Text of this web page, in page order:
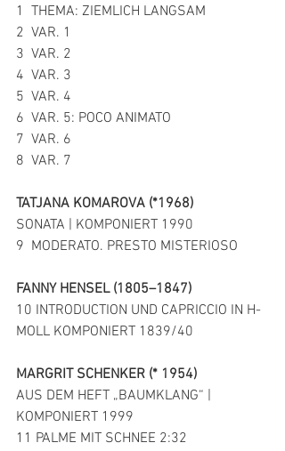
1  THEMA: ZIEMLICH LANGSAM
2  VAR. 1
3  VAR. 2
4  VAR. 3
5  VAR. 4
6  VAR. 5: POCO ANIMATO
7  VAR. 6
8  VAR. 7
TATJANA KOMAROVA (*1968)
SONATA | KOMPONIERT 1990
9  MODERATO. PRESTO MISTERIOSO
FANNY HENSEL (1805–1847)
10 INTRODUCTION UND CAPRICCIO IN H-
MOLL KOMPONIERT 1839/40
MARGRIT SCHENKER (* 1954)
AUS DEM HEFT „BAUMKLANG“ |
KOMPONIERT 1999
11 PALME MIT SCHNEE 2:32